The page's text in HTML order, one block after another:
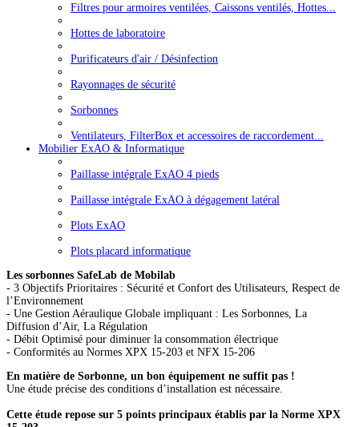
Filtres pour armoires ventilées, Caissons ventilés, Hottes...
Hottes de laboratoire
Purificateurs d'air / Désinfection
Rayonnages de sécurité
Sorbonnes
Ventilateurs, FilterBox et accessoires de raccordement...
Mobilier ExAO & Informatique
Paillasse intégrale ExAO 4 pieds
Paillasse intégrale ExAO à dégagement latéral
Plots ExAO
Plots placard informatique
Les sorbonnes SafeLab de Mobilab
- 3 Objectifs Prioritaires : Sécurité et Confort des Utilisateurs, Respect de
l’Environnement
- Une Gestion Aéraulique Globale impliquant : Les Sorbonnes, La
Diffusion d’Air, La Régulation
- Débit Optimisé pour diminuer la consommation électrique
- Conformités au Normes XPX 15-203 et NFX 15-206
En matière de Sorbonne, un bon équipement ne suffit pas !
Une étude précise des conditions d’installation est nécessaire.
Cette étude repose sur 5 points principaux établis par la Norme XPX